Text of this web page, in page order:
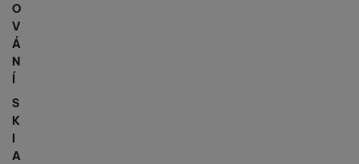
O
V
Á
N
Í
S
K
I
A